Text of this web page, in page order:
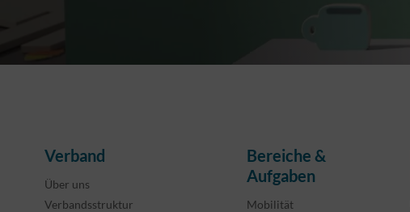
Verband
Über uns
Verbandsstruktur
Bereiche &
Aufgaben
Mobilität